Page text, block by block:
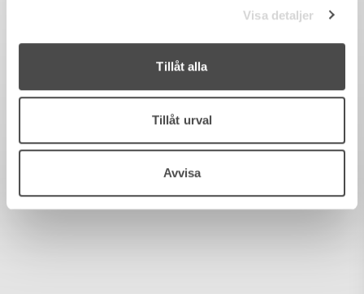
Visa detaljer
Tillåt alla
Tillåt urval
Avvisa